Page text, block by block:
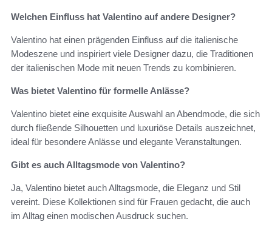
Welchen Einfluss hat Valentino auf andere Designer?
Valentino hat einen prägenden Einfluss auf die italienische
Modeszene und inspiriert viele Designer dazu, die Traditionen
der italienischen Mode mit neuen Trends zu kombinieren.
Was bietet Valentino für formelle Anlässe?
Valentino bietet eine exquisite Auswahl an Abendmode, die sich
durch fließende Silhouetten und luxuriöse Details auszeichnet,
ideal für besondere Anlässe und elegante Veranstaltungen.
Gibt es auch Alltagsmode von Valentino?
Ja, Valentino bietet auch Alltagsmode, die Eleganz und Stil
vereint. Diese Kollektionen sind für Frauen gedacht, die auch
im Alltag einen modischen Ausdruck suchen.